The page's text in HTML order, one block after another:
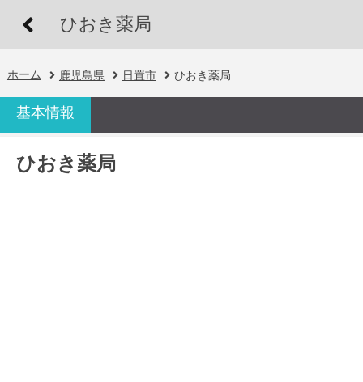
ひおき薬局
ホーム 鹿児島県 日置市 ひおき薬局
基本情報
ひおき薬局